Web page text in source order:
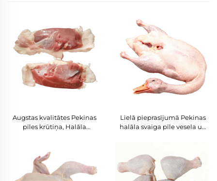
Augstas kvalitātes Pekinas
pīles krūtiņa, Halāla
Lielā pieprasījumā Pekinas
halāla svaiga pīle vesela un
globālajiem izplatītājiem